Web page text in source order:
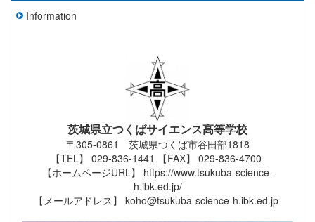
Information
茨城県立つくばサイエンス高等学校
〒305-0861 茨城県つくば市谷田部1818
【TEL】 029-836-1441 【FAX】 029-836-4700
【ホームページURL】 https://www.tsukuba-science-
h.ibk.ed.jp/
【メールアドレス】 koho@tsukuba-science-h.ibk.ed.jp